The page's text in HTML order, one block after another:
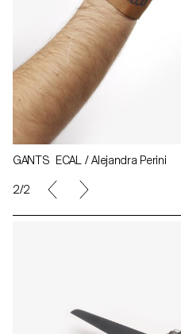
GANTS ECAL / Alejandra Perini
2/2